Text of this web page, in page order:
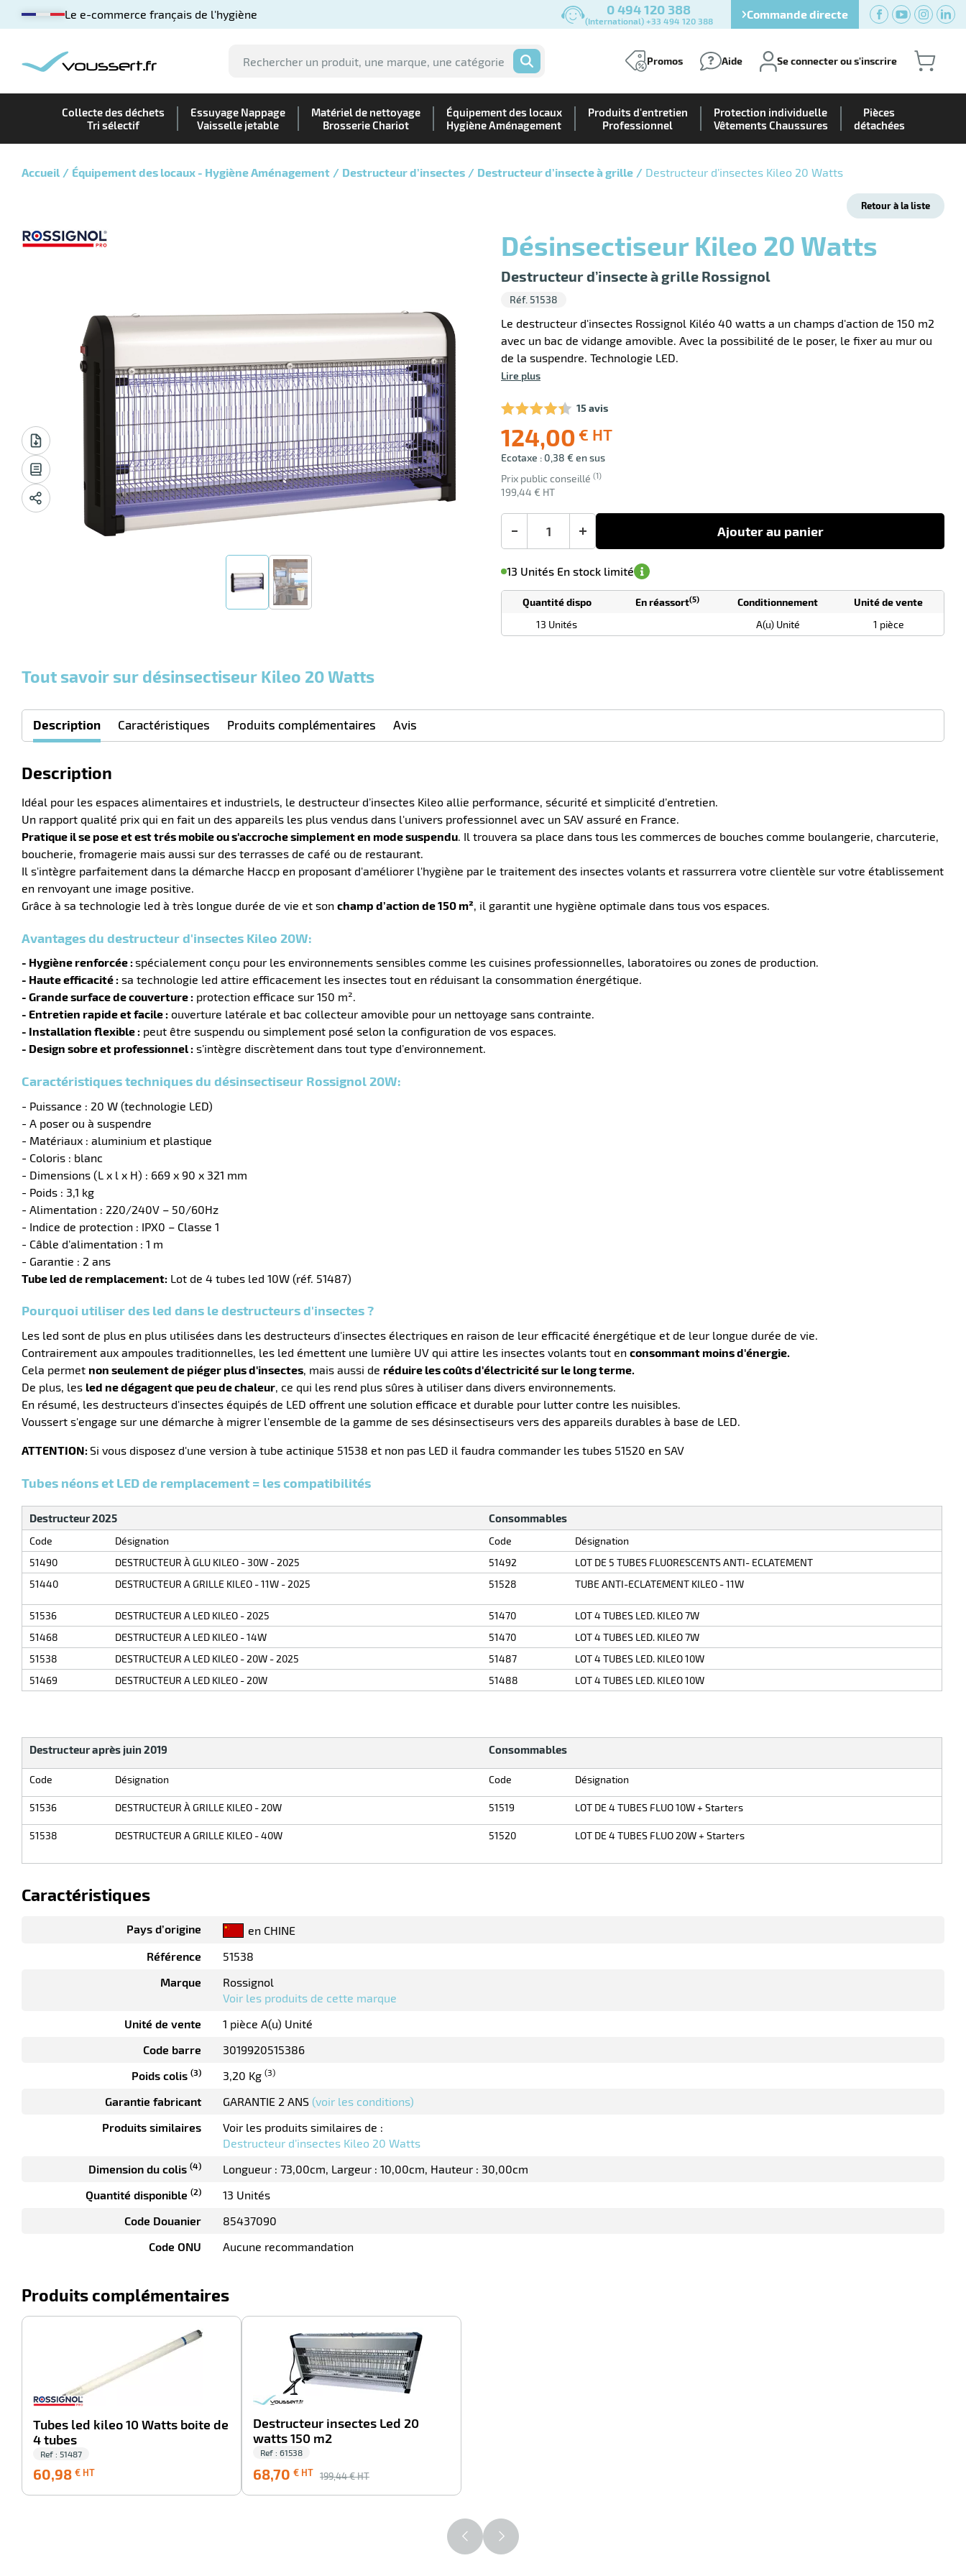
Le e-commerce français de l'hygiène 0 494 120 388
(International) +33 494 120 388 Commande directe
OK Promos Aide Se connecter ou s'inscrire
Collecte des déchets
Tri sélectif
Essuyage Nappage
Vaisselle jetable
Matériel de nettoyage
Brosserie Chariot
Équipement des locaux
Hygiène Aménagement
Produits d'entretien
Professionnel
Protection individuelle
Vêtements Chaussures
Pièces
détachées
Accueil Équipement des locaux - Hygiène Aménagement Destructeur d’insectes Destructeur d’insecte à grille Destructeur d’insectes Kileo 20 Watts
Retour à la liste
Désinsectiseur Kileo 20 Watts
Destructeur d’insecte à grille Rossignol
Réf. 51538
Le destructeur d'insectes Rossignol Kiléo 40 watts a un champs d'action de 150 m2
avec un bac de vidange amovible. Avec la possibilité de le poser, le fixer au mur ou
de la suspendre. Technologie LED.
Lire plus
15 avis
124,00 € HT
Ecotaxe : 0,38 € en sus
Prix public conseillé (1)
199,44 € HT
Livraison
offerte
+
Ajouter au panier
de
commande
13 Unités En stock limité
M'avertir de
disponibilité(5)
Tarif
plus :
plus :
plus :
Quantité dispo En réassort(5) Conditionnement
Unité de vente
13 Unités
A(u) Unité 1 pièce
Tout savoir sur désinsectiseur Kileo 20 Watts
Description Caractéristiques Produits complémentaires Avis
Description
Idéal pour les espaces alimentaires et industriels, le destructeur d’insectes Kileo allie performance, sécurité et simplicité d’entretien.
Un rapport qualité prix qui en fait un des appareils les plus vendus dans l'univers professionnel avec un SAV assuré en France.
Pratique il se pose et est trés mobile ou s'accroche simplement en mode suspendu. Il trouvera sa place dans tous les commerces de bouches comme boulangerie, charcuterie,
boucherie, fromagerie mais aussi sur des terrasses de café ou de restaurant.
Il s'intègre parfaitement dans la démarche Haccp en proposant d'améliorer l'hygiène par le traitement des insectes volants et rassurrera votre clientèle sur votre établissement
en renvoyant une image positive.
Grâce à sa technologie led à très longue durée de vie et son champ d’action de 150 m², il garantit une hygiène optimale dans tous vos espaces.
Avantages du destructeur d'insectes Kileo 20W:
- Hygiène renforcée :spécialement conçu pour les environnements sensibles comme les cuisines professionnelles, laboratoires ou zones de production.
- Haute efficacité : sa technologie led attire efficacement les insectes tout en réduisant la consommation énergétique.
- Grande surface de couverture : protection efficace sur 150 m².
- Entretien rapide et facile : ouverture latérale et bac collecteur amovible pour un nettoyage sans contrainte.
- Installation flexible : peut être suspendu ou simplement posé selon la configuration de vos espaces.
- Design sobre et professionnel : s’intègre discrètement dans tout type d’environnement.
Caractéristiques techniques du désinsectiseur Rossignol 20W:
- Puissance : 20 W (technologie LED)
- A poser ou à suspendre
- Matériaux : aluminium et plastique
- Coloris : blanc
- Dimensions (L x l x H) : 669 x 90 x 321 mm
- Poids : 3,1 kg
- Alimentation : 220/240V – 50/60Hz
- Indice de protection : IPX0 – Classe 1
- Câble d’alimentation : 1 m
- Garantie : 2 ans
Tube led de remplacement: Lot de 4 tubes led 10W (réf. 51487)
Pourquoi utiliser des led dans le destructeurs d'insectes ?
Les led sont de plus en plus utilisées dans les destructeurs d'insectes électriques en raison de leur efficacité énergétique et de leur longue durée de vie.
Contrairement aux ampoules traditionnelles, les led émettent une lumière UV qui attire les insectes volants tout en consommant moins d'énergie.
Cela permet non seulement de piéger plus d'insectes, mais aussi de réduire les coûts d'électricité sur le long terme.
De plus, les led ne dégagent que peu de chaleur, ce qui les rend plus sûres à utiliser dans divers environnements.
En résumé, les destructeurs d'insectes équipés de LED offrent une solution efficace et durable pour lutter contre les nuisibles.
Voussert s'engage sur une démarche à migrer l'ensemble de la gamme de ses désinsectiseurs vers des appareils durables à base de LED.
ATTENTION:Si vous disposez d'une version à tube actinique 51538 et non pas LED il faudra commander les tubes 51520 en SAV
Tubes néons et LED de remplacement = les compatibilités
Destructeur 2025 Consommables
Code Désignation Code
Désignation
51490
DESTRUCTEUR À GLU KILEO - 30W - 2025 51492
LOT DE 5 TUBES FLUORESCENTS ANTI- ECLATEMENT
51440
DESTRUCTEUR A GRILLE KILEO - 11W - 2025 51528 TUBE ANTI-ECLATEMENT KILEO - 11W
51536 DESTRUCTEUR A LED KILEO - 2025 51470
LOT 4 TUBES LED. KILEO 7W
51468
DESTRUCTEUR A LED KILEO - 14W 51470
LOT 4 TUBES LED. KILEO 7W
51538
DESTRUCTEUR A LED KILEO - 20W - 2025 51487
LOT 4 TUBES LED. KILEO 10W
51469
DESTRUCTEUR A LED KILEO - 20W 51488 LOT 4 TUBES LED. KILEO 10W
Destructeur après juin 2019 Consommables
Code Désignation Code Désignation
51536 DESTRUCTEUR À GRILLE KILEO - 20W 51519 LOT DE 4 TUBES FLUO 10W + Starters
51538 DESTRUCTEUR A GRILLE KILEO - 40W 51520 LOT DE 4 TUBES FLUO 20W + Starters
Caractéristiques
Pays d’origine
en CHINE
Référence
51538
Marque
Rossignol
Voir les produits de cette marque
Unité de vente
1 pièce A(u) Unité
Code barre
3019920515386
Poids colis (3) 3,20 Kg (3)
Garantie fabricant GARANTIE 2 ANS (voir les conditions)
Produits similaires
Voir les produits similaires de :
Destructeur d’insectes Kileo 20 Watts
Dimension du colis (4) Longueur : 73,00cm Largeur : 10,00cm Hauteur : 30,00cm
Quantité disponible (2)
13 Unités
Code Douanier
85437090
Code ONU
Aucune recommandation
Produits complémentaires
Tubes led kileo 10 Watts boite de
4 tubes
Ref : 51487
60,98 € HT
HT
Destructeur insectes Led 20
watts 150 m2
Ref : 61538
68,70 € HT 199,44 € HT